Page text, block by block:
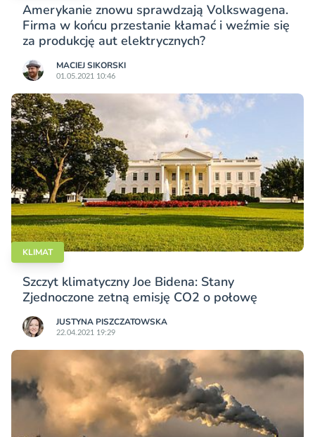
Amerykanie znowu sprawdzają Volkswagena.
Firma w końcu przestanie kłamać i weźmie się
za produkcję aut elektrycznych?
MACIEJ SIKORSKI
01.05.2021 10:46
KLIMAT
Szczyt klimatyczny Joe Bidena: Stany
Zjednoczone zetną emisję CO2 o połowę
JUSTYNA PISZCZATOWSKA
22.04.2021 19:29